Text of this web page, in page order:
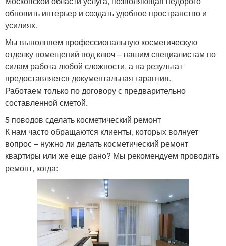
обновить интерьер и создать удобное пространство и
усилиях.
Мы выполняем профессиональную косметическую
отделку помещений под ключ – нашим специалистам по
силам работа любой сложности, а на результат
предоставляется документальная гарантия.
Работаем только по договору с предварительно
составленной сметой.
5 поводов сделать косметический ремонт
К нам часто обращаются клиенты, которых волнует
вопрос – нужно ли делать косметический ремонт
квартиры или же еще рано? Мы рекомендуем проводить
ремонт, когда: